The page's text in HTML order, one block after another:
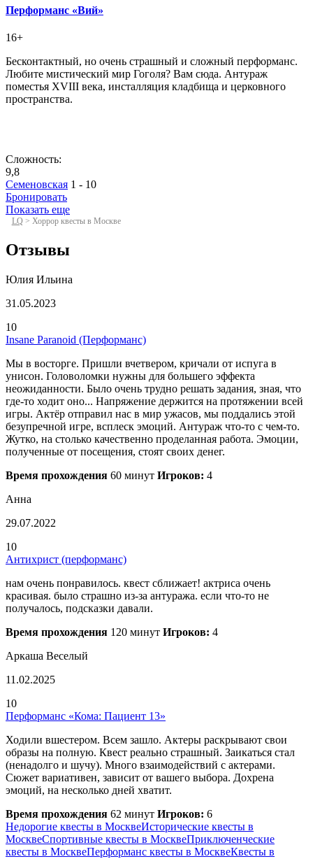
Перформанс «Вий»
16+
Бесконтактный, но очень страшный и сложный перформанс.
Любите мистический мир Гоголя? Вам сюда. Антураж
поместья XVIII века, инсталляция кладбища и церковного
пространства.
Сложность:
9,8
Семеновская 1 - 10
Бронировать
Показать еще
LQ > Хоррор квесты в Москве
Отзывы
Юлия Ильина
31.05.2023
10
Insane Paranoid (Перформанс)
Мы в восторге. Пришли вчетвером, кричали от испуга в
унисон. Головоломки нужны для большего эффекта
неожиданности. Было очень трудно решать задания, зная, что
где-то ходит оно... Напряжение держится на протяжении всей
игры. Актёр отправил нас в мир ужасов, мы поддались этой
безупречной игре, всплеск эмоций. Антураж что-то с чем-то.
Жутко, на столько качественно проделанная работа. Эмоции,
полученные от посещения, стоят своих денег.
Время прохождения 60 минут Игроков: 4
Анна
29.07.2022
10
Антихрист (перформанс)
нам очень понравилось. квест сближает! актриса очень
красивая. было страшно из-за антуража. если что-то не
получалось, подсказки давали.
Время прохождения 120 минут Игроков: 4
Аркаша Веселый
11.02.2025
10
Перформанс «Кома: Пациент 13»
Ходили вшестером. Всем зашло. Актеры раскрывают свои
образы на полную. Квест реально страшный. Заикаться стал
(ненадолго и шучу). Много взаимодействий с актерами.
Сюжет вариативен, зависит от вашего выбора. Дохрена
эмоций, на несколько дней хватит.
Время прохождения 62 минут Игроков: 6
Недорогие квесты в МосквеИсторические квесты в
МосквеСпортивные квесты в МосквеПриключенческие
квесты в МосквеПерформанс квесты в МосквеКвесты в